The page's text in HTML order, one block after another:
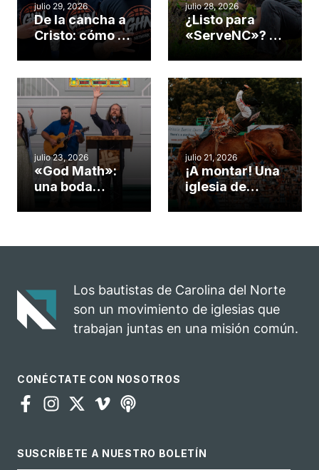
julio 29, 2026
De la cancha a
Cristo: cómo el
gimnasio de
Cary se
convirtió en un
insólito campo
misionero te
cuento
julio 28, 2026
¿Listo para
«ServeNC»? 4
obra de Dios
durante la
Semana
ServeNC
julio 23, 2026
«God Math»:
una boda
celebra el
julio 21, 2026
¡A montar! Una
iglesia de
rodeo anual en
para el
ministerio
Los bautistas de Carolina del Norte
son un movimiento de iglesias que
trabajan juntas en una misión común.
CONÉCTATE CON NOSOTROS
SUSCRÍBETE A NUESTRO BOLETÍN